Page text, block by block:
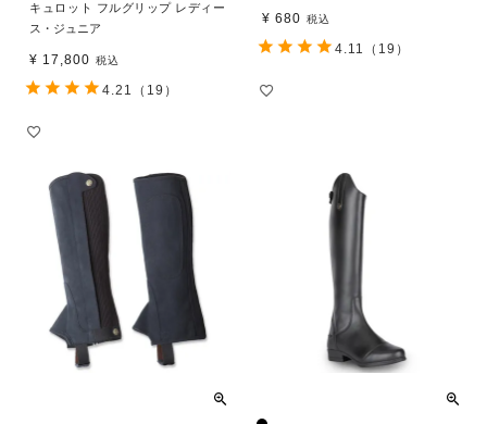
キュロット フルグリップ レディー
ス・ジュニア
¥ 17,800 税込
4.21 （19）
¥ 680 税込
4.11 （19）